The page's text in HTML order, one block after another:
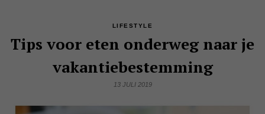
LIFESTYLE
Tips voor eten onderweg naar je
vakantiebestemming
13 JULI 2019